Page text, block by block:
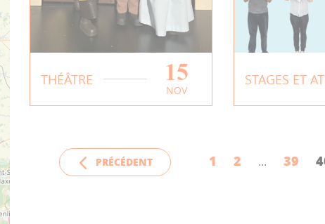
Le Chat Botté
EN SAVOIR PLUS
THÉÂTRE 15
NOV
Atelier de
STAGES ET
PRÉCÉDENT 1 2 ... 39